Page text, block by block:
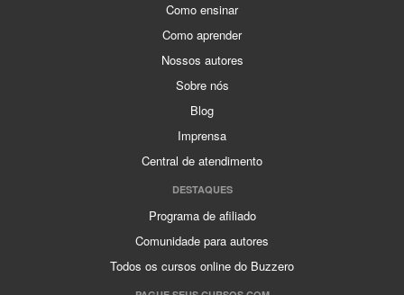
Como ensinar
Como aprender
Nossos autores
Sobre nós
Blog
Imprensa
Central de atendimento
DESTAQUES
Programa de afiliado
Comunidade para autores
Todos os cursos online do Buzzero